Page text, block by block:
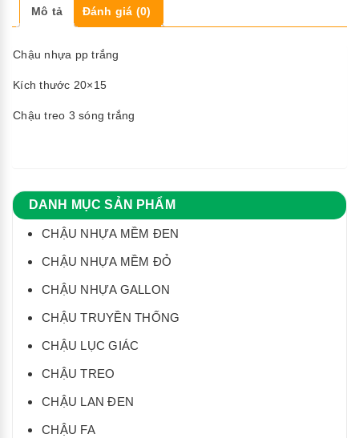
Mô tả Đánh giá (0)
Chậu nhựa pp trắng
Kích thước 20×15
Chậu treo 3 sóng trắng
DANH MỤC SẢN PHẨM
CHẬU NHỰA MỀM ĐEN
CHẬU NHỰA MỀM ĐỎ
CHẬU NHỰA GALLON
CHẬU TRUYỀN THỐNG
CHẬU LỤC GIÁC
CHẬU TREO
CHẬU LAN ĐEN
CHẬU FA